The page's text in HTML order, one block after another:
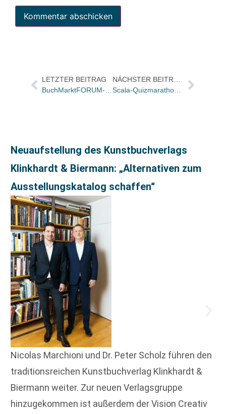
LETZTER BEITRAG
Neuaufstellung des Kunstbuchverlags
Klinkhardt & Biermann: „Alternativen zum
Ausstellungskatalog schaffen“
Nicolas Marchioni und Dr. Peter Scholz führen den
traditionsreichen Kunstbuchverlag Klinkhardt &
Biermann weiter. Zur neuen Verlagsgruppe
hinzugekommen ist außerdem der Vision Creativ